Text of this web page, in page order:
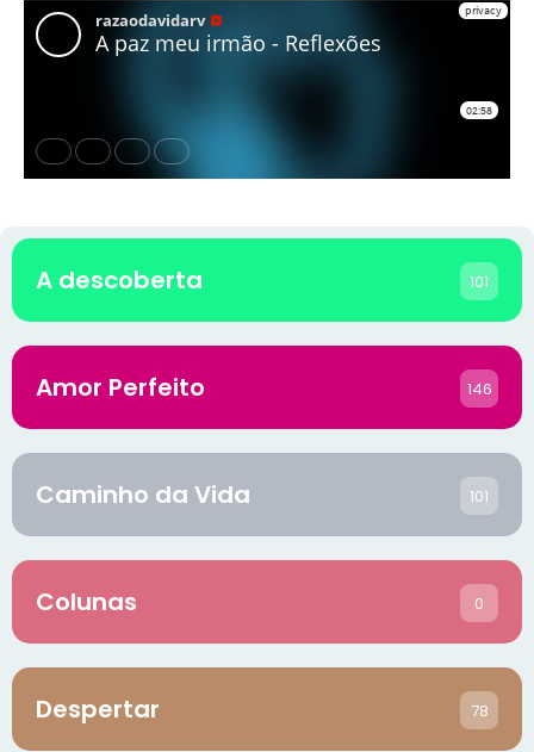
A descoberta 101
Amor Perfeito 146
Caminho da Vida 101
Colunas 0
Despertar 78